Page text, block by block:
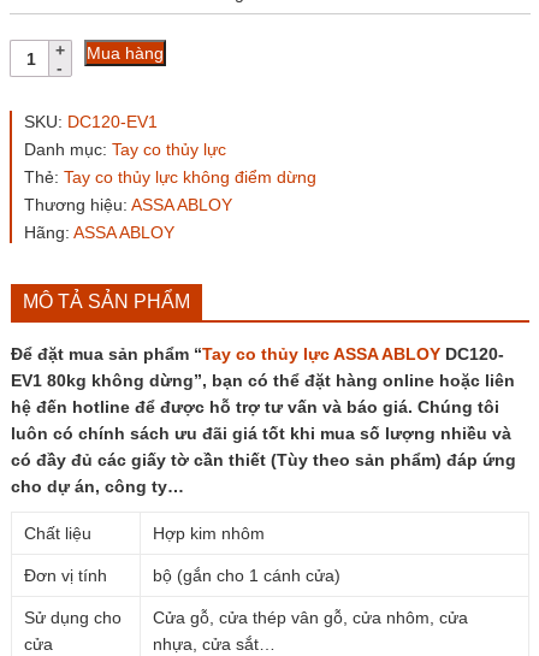
Tay
co
lực
ABLOY
DC120-
EV1
80kg
không
số
lượng
Mua hàng
SKU: DC120-EV1
Danh mục: Tay co thủy lực
Thẻ: Tay co thủy lực không điểm dừng
Thương hiệu: ASSA ABLOY
Hãng: ASSA ABLOY
MÔ TẢ SẢN PHẨM
Để đặt mua sản phẩm “Tay co thủy lực ASSA ABLOYDC120-
EV1 80kg không dừng”, bạn có thể đặt hàng online hoặc liên
hệ đến hotline để được hỗ trợ tư vấn và báo giá. Chúng tôi
luôn có chính sách ưu đãi giá tốt khi mua số lượng nhiều và
có đầy đủ các giấy tờ cần thiết (Tùy theo sản phẩm) đáp ứng
cho dự án, công ty…
Chất liệu Hợp kim nhôm
Đơn vị tính bộ (gắn cho 1 cánh cửa)
Sử dụng cho
cửa
Cửa gỗ, cửa thép vân gỗ, cửa nhôm, cửa
nhựa, cửa sắt…